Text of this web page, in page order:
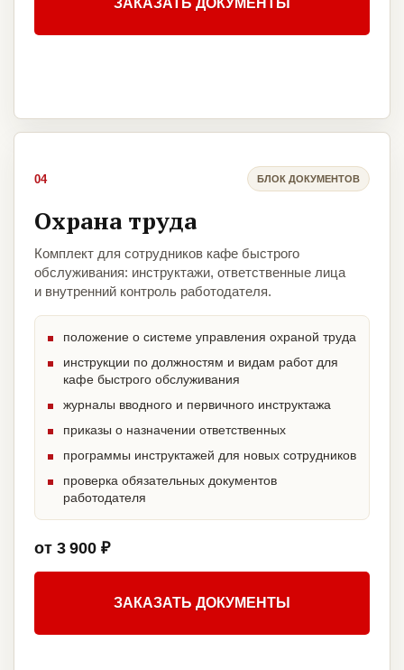
ЗАКАЗАТЬ ДОКУМЕНТЫ
04 БЛОК ДОКУМЕНТОВ
Охрана труда
Комплект для сотрудников кафе быстрого
обслуживания: инструктажи, ответственные лица
и внутренний контроль работодателя.
положение о системе управления охраной труда
инструкции по должностям и видам работ для
кафе быстрого обслуживания
журналы вводного и первичного инструктажа
приказы о назначении ответственных
программы инструктажей для новых сотрудников
проверка обязательных документов
работодателя
от 3 900 ₽
ЗАКАЗАТЬ ДОКУМЕНТЫ